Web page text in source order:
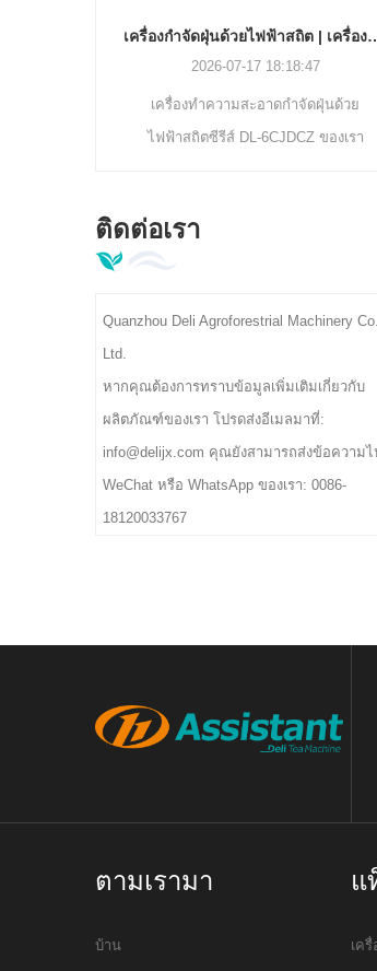
เครื่องกำจัดฝุ่นด้วยไฟฟ้าสถิต | เครื่องแยกสิ่งเจือปนใบ
2026-07-17 18:18:47
เครื่องทำความสะอาดกำจัดฝุ่นด้วย
ไฟฟ้าสถิตซีรีส์ DL-6CJDCZ ของเรา
อัตราการทำความสะอาด 90%-96% รุ่นลูก
กลิ้ง 3/5/8 รองรับความจุ 300-400กก./ชม.
สำหรับโรงงานแปรรูปชาเบื้องต้น
ติดต่อเรา
Quanzhou Deli Agroforestrial Machinery
Ltd.
หากคุณต้องการทราบข้อมูลเพิ่มเติมเกี่ยวกับ
ผลิตภัณฑ์ของเรา โปรดส่งอีเมลมาที่:
info@delijx.com คุณยังสามารถส่งข้อความ
WeChat หรือ WhatsApp ของเรา: 0086-
18120033767
ตามเรามา
บ้าน
แ
เค